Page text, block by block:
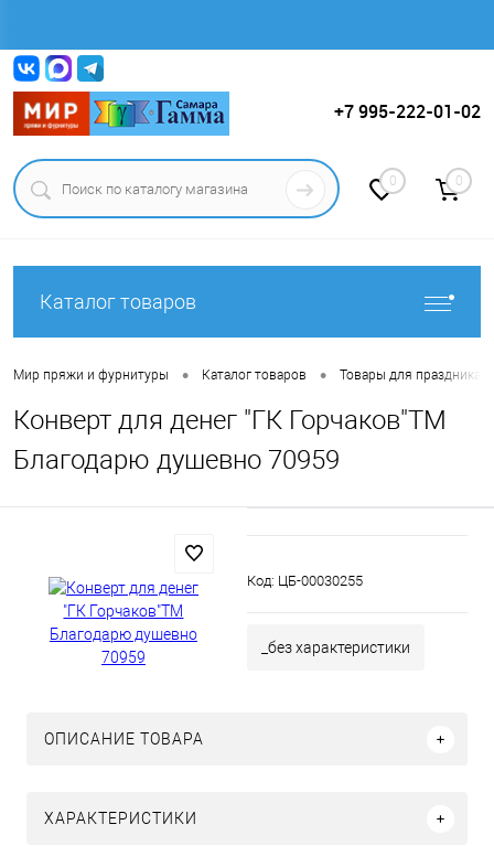
+7 995-222-01-02
0 0
Каталог товаров
Мир пряжи и фурнитуры • Каталог товаров • Товары для праздника.
Конверт для денег "ГК Горчаков"ТМ
Благодарю душевно 70959
Код: ЦБ-00030255
_без характеристики
ОПИСАНИЕ ТОВАРА
ХАРАКТЕРИСТИКИ